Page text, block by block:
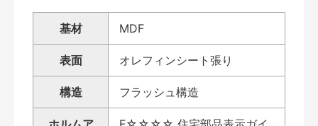
基材 MDF
表面 オレフィンシート張り
構造 フラッシュ構造